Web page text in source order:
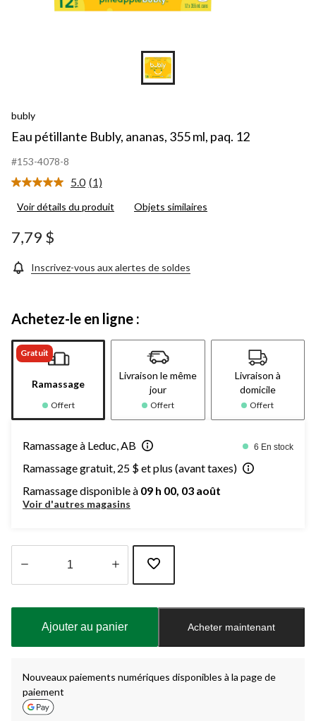
bubly
Eau pétillante Bubly, ananas, 355 ml, paq. 12
#153-4078-8
5.0 Lire
commentaire.
page.
(1)
Voir détails du produit Objets similaires
7,79 $
Inscrivez-vous aux alertes de soldes
Achetez-le en ligne :
Gratuit
Ramassage
Offert
Livraison le même
jour
Offert
Livraison à
domicile
Offert
Ramassage à Leduc, AB 6 En stock
Ramassage gratuit, 25 $ et plus (avant taxes)
Ramassage disponible à 09 h 00, 03 août
Voir d'autres magasins
à
Ajouter au panier Acheter maintenant
Nouveaux paiements numériques disponibles à la page de
paiement